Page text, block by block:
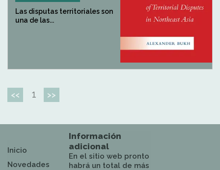
Las disputas territoriales son
una de las...
<< 1 >>
Inicio
Novedades
Información
adicional
En el sitio web pronto
habrá un total de más